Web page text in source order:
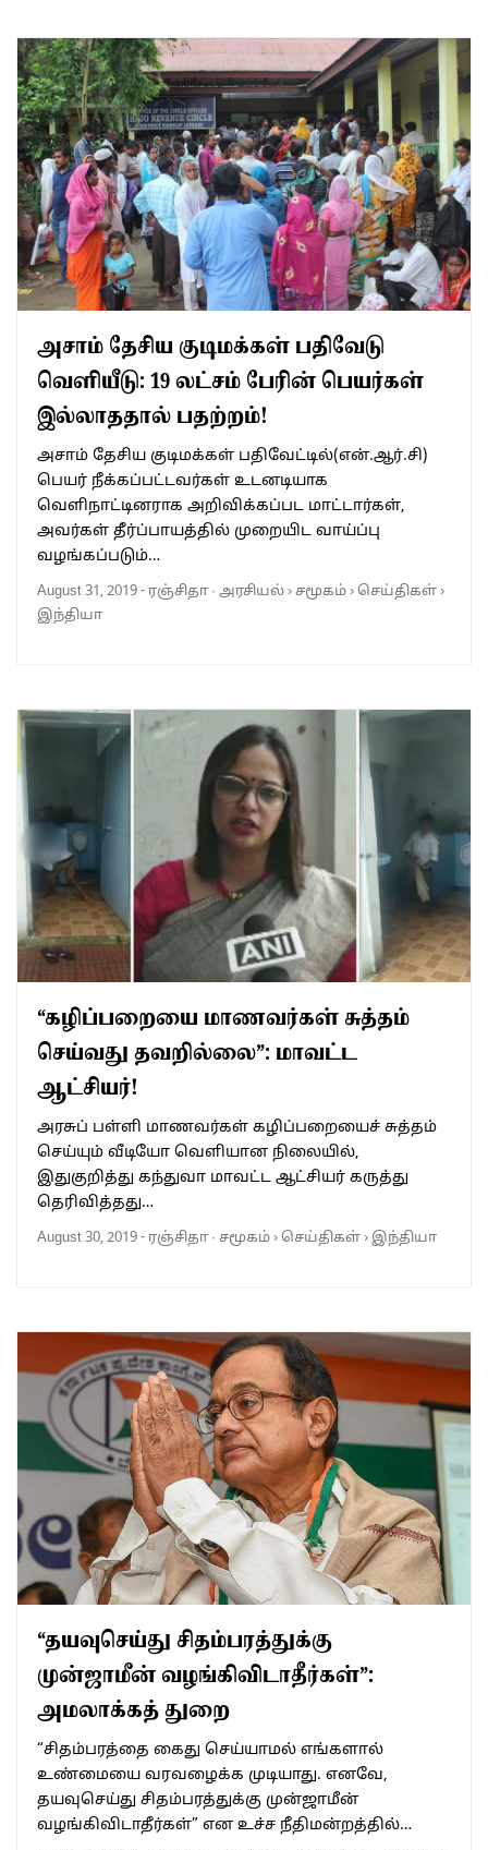
அசாம் தேசிய குடிமக்கள் பதிவேடு
வெளியீடு: 19 லட்சம் பேரின் பெயர்கள்
இல்லாததால் பதற்றம்!
அசாம் தேசிய குடிமக்கள் பதிவேட்டில்(என்.ஆர்.சி)
பெயர் நீக்கப்பட்டவர்கள் உடனடியாக
வெளிநாட்டினராக அறிவிக்கப்பட மாட்டார்கள்,
அவர்கள் தீ்ர்ப்பாயத்தில் முறையிட வாய்ப்பு
வழங்கப்படும்…
August 31, 2019- ரஞ்சிதா · அரசியல்›சமூகம்›செய்திகள்›
இந்தியா
“கழிப்பறையை மாணவர்கள் சுத்தம்
செய்வது தவறில்லை”: மாவட்ட
ஆட்சியர்!
அரசுப் பள்ளி மாணவர்கள் கழிப்பறையைச் சுத்தம்
செய்யும் வீடியோ வெளியான நிலையில்,
இதுகுறித்து கந்துவா மாவட்ட ஆட்சியர் கருத்து
தெரிவித்தது…
August 30, 2019- ரஞ்சிதா · சமூகம்›செய்திகள்› இந்தியா
“தயவுசெய்து சிதம்பரத்துக்கு
முன்ஜாமீன் வழங்கிவிடாதீர்கள்”:
அமலாக்கத் துறை
“சிதம்பரத்தை கைது செய்யாமல் எங்களால்
உண்மையை வரவழைக்க முடியாது. எனவே,
தயவுசெய்து சிதம்பரத்துக்கு முன்ஜாமீன்
வழங்கிவிடாதீர்கள்” என உச்ச நீதிமன்றத்தில்…